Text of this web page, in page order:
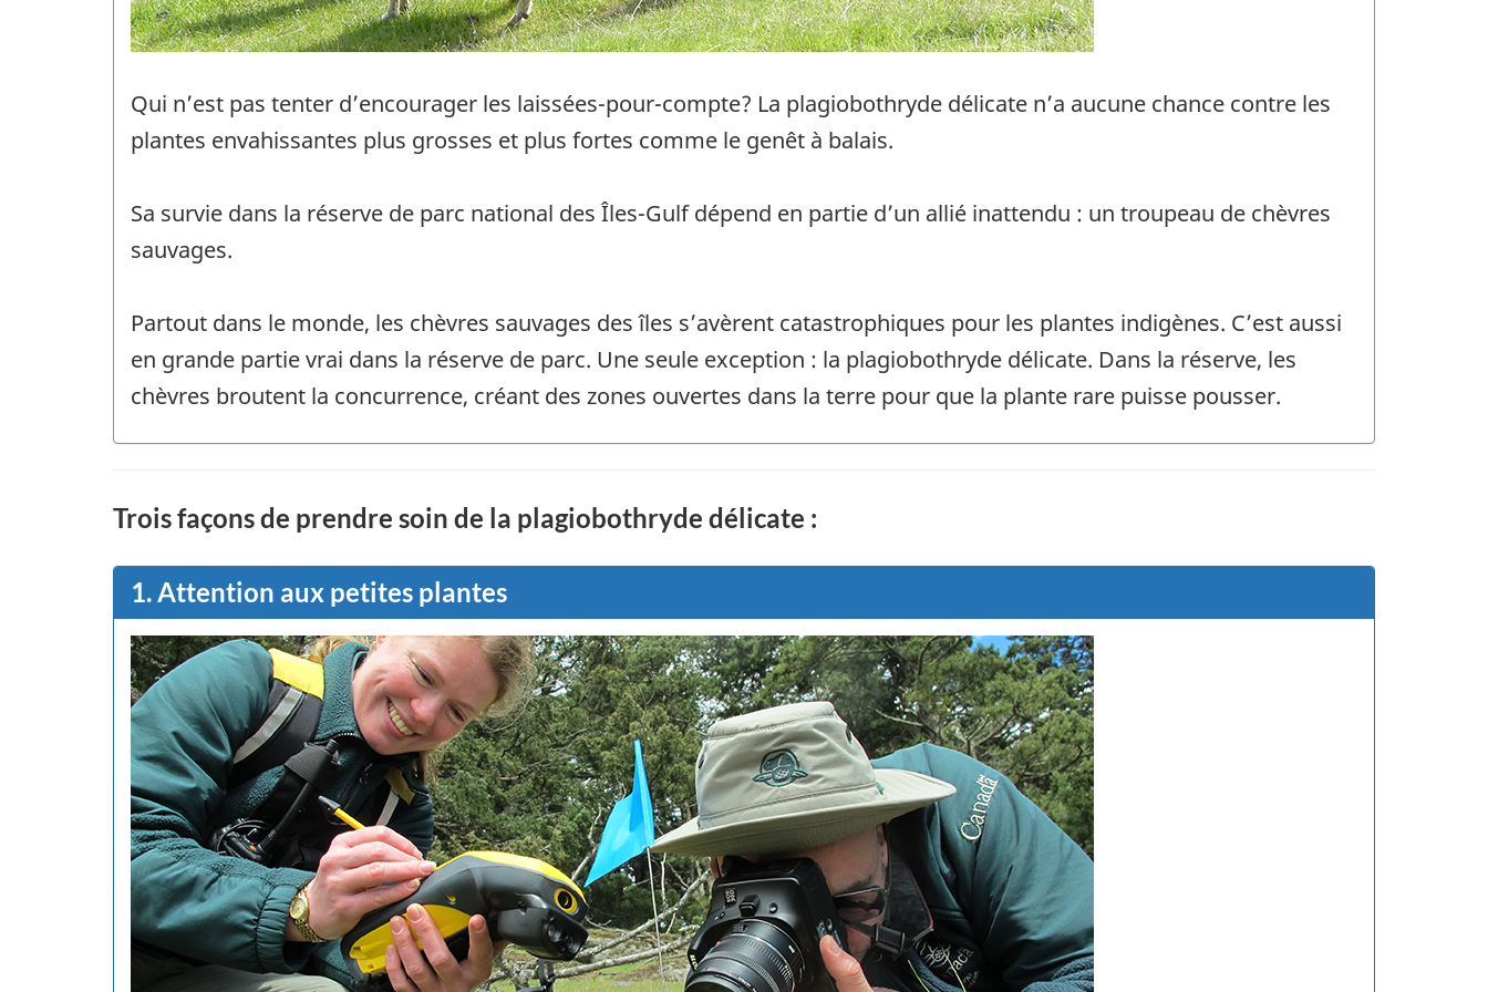
Qui n’est pas tenter d’encourager les laissées-pour-compte? La plagiobothryde délicate n’a aucune chance contre les
plantes envahissantes plus grosses et plus fortes comme le genêt à balais.
Sa survie dans la réserve de parc national des Îles-Gulf dépend en partie d’un allié inattendu : un troupeau de chèvres
sauvages.
Partout dans le monde, les chèvres sauvages des îles s’avèrent catastrophiques pour les plantes indigènes. C’est aussi
en grande partie vrai dans la réserve de parc. Une seule exception : la plagiobothryde délicate. Dans la réserve, les
chèvres broutent la concurrence, créant des zones ouvertes dans la terre pour que la plante rare puisse pousser.
Trois façons de prendre soin de la plagiobothryde délicate :
1.Attention aux petites plantes